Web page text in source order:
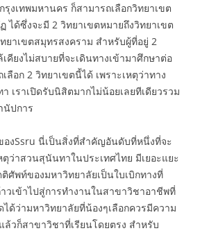
งเทพมหานคร ก็สามารถเลือกวิทยาเขต
ได้ซึ่งจะมี 2 วิทยาเขตหมายถึงวิทยาเขต
ยาเขตสมุทรสงคราม สำหรับผู้ที่อยู่ 2
คียงไม่สบายที่จะเดินทางเข้ามาศึกษาต่อ
ลือก 2 วิทยาเขตนี้ได้ เพราะเหตุว่าทาง
เราเปิดรับนิสิตมากไม่น้อยเลยทีเดียวรวม
นัปการ
องSsru นี่เป็นสิ่งที่สำคัญอันดับที่หนึ่งที่จะ
ว่าสวนสุนันทาในประเทศไทย มีเยอะแยะ
ศัพท์ของมหาวิทยาลัยเป็นใบเบิกทางที่
วเข้าไปสู่การทำงานในสาขาวิชาอาชีพที่
ด้ว่ามหาวิทยาลัยที่น้องๆเลือกควรมีความ
วก็สาขาวิชาที่เรียนโดยตรง สำหรับ